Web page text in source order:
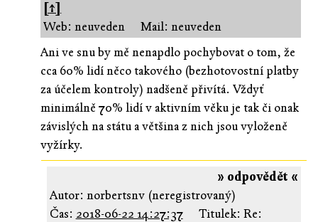
[↑]
Web: neuveden
Mail: neuveden
Ani ve snu by mě nenapdlo pochybovat o tom, že
cca 60% lidí něco takového (bezhotovostní platby
za účelem kontroly) nadšeně přivítá. Vždyť
minimálně 70% lidí v aktivním věku je tak či onak
závislých na státu a většina z nich jsou vyloženě
vyžírky.
» odpovědět «
Autor: norbertsnv (neregistrovaný)
Čas: 2018-06-22 14:27:37
Titulek: Re: